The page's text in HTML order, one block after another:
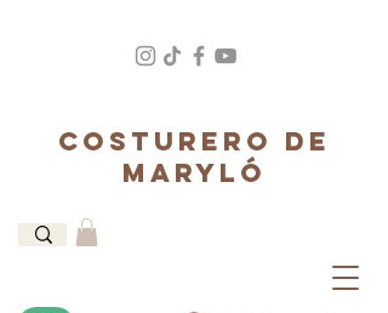
COSTURERO DE
MARYLÓ